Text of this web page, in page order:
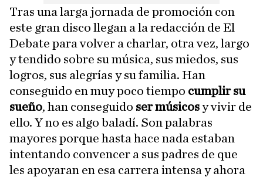
Tras una larga jornada de promoción con
este gran disco llegan a la redacción de El
Debate para volver a charlar, otra vez, largo
y tendido sobre su música, sus miedos, sus
logros, sus alegrías y su familia. Han
conseguido en muy poco tiempo cumplir su
sueño, han conseguido ser músicosy vivir de
ello. Y no es algo baladí. Son palabras
mayores porque hasta hace nada estaban
intentando convencer a sus padres de que
les apoyaran en esa carrera intensa y ahora